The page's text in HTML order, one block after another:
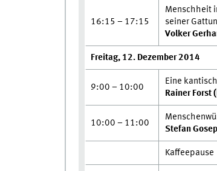
16:15 – 17:15
Menschheit
seiner
Volker
Freitag, 12. Dezember 2014
9:00 – 10:00
Eine
Rainer Forst
10:00 – 11:00
Stefan
Kaffeepause